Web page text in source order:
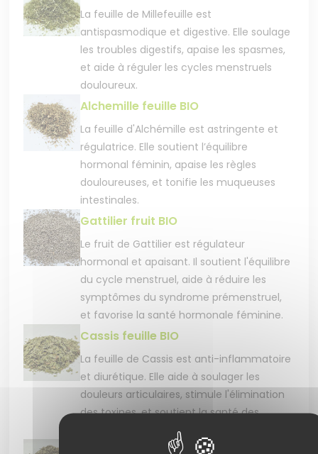
La feuille de Millefeuille est
antispasmodique et digestive. Elle soulage
les troubles digestifs, apaise les spasmes,
et aide à réguler les cycles menstruels
douloureux.
Alchemille feuille BIO
La feuille d'Alchémille est astringente et
régulatrice. Elle soutient l’équilibre
hormonal féminin, apaise les règles
douloureuses, et tonifie les muqueuses
intestinales.
Gattilier fruit BIO
Le fruit de Gattilier est régulateur
hormonal et apaisant. Il soutient l'équilibre
du cycle menstruel, aide à réduire les
symptômes du syndrome prémenstruel,
et favorise la santé hormonale féminine.
Cassis feuille BIO
La feuille de Cassis est anti-inflammatoire
et diurétique. Elle aide à soulager les
douleurs articulaires, stimule l'élimination
des toxines, et soutient la santé des
articulations naturellement.
Reine des près partie aérienne BIO